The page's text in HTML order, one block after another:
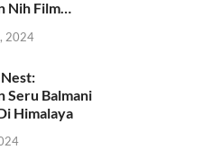
Nih Film…
2024
Seru Balmani
Himalaya